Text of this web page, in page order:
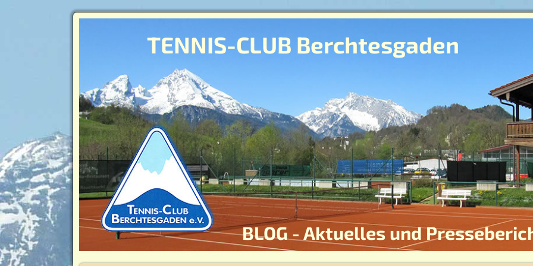
TENNIS-CLUB Berchtesgaden
BLOG - Aktuelles und